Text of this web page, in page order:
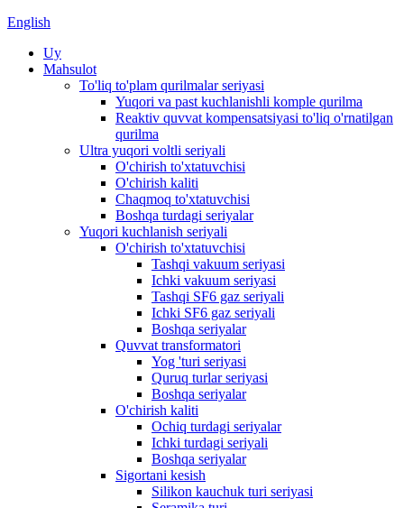
English
Uy
Mahsulot
To'liq to'plam qurilmalar seriyasi
Yuqori va past kuchlanishli komple qurilma
Reaktiv quvvat kompensatsiyasi to'liq o'rnatilgan
qurilma
Ultra yuqori voltli seriyali
O'chirish to'xtatuvchisi
O'chirish kaliti
Chaqmoq to'xtatuvchisi
Boshqa turdagi seriyalar
Yuqori kuchlanish seriyali
O'chirish to'xtatuvchisi
Tashqi vakuum seriyasi
Ichki vakuum seriyasi
Tashqi SF6 gaz seriyali
Ichki SF6 gaz seriyali
Boshqa seriyalar
Quvvat transformatori
Yog 'turi seriyasi
Quruq turlar seriyasi
Boshqa seriyalar
O'chirish kaliti
Ochiq turdagi seriyalar
Ichki turdagi seriyali
Boshqa seriyalar
Sigortani kesish
Silikon kauchuk turi seriyasi